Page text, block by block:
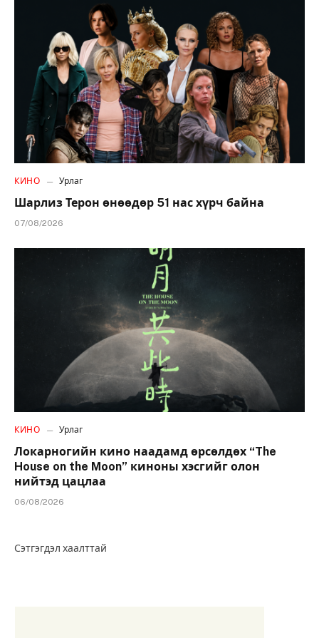
КИНО Урлаг
Шарлиз Терон өнөөдөр 51 нас хүрч байна
07/08/2026
КИНО Урлаг
Локарногийн кино наадамд өрсөлдөх “The
House on the Moon” киноны хэсгийг олон
нийтэд цацлаа
06/08/2026
Сэтгэгдэл хаалттай